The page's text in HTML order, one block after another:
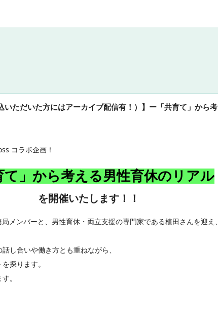
いただいた方にはアーカイブ配信有！）】ー「共育て」から
コラボ企画！
て」から考える男性育休のリアル
を開催いたします！！
メンバーと、男性育休・両立支援の専門家である植田さんを迎
し合いや働き方とも重ねながら、
探ります。
。